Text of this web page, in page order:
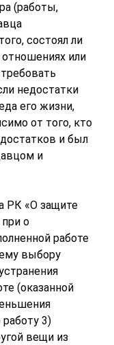
(работы,
состоял ли
или
недостатки
его жизни,
от того, кто
и был
и
РК «О защите
о
работе
выбору
(оказанной
3)
вещи из